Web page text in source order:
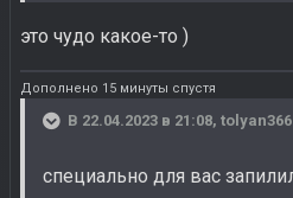
это чудо какое-то )
Дополнено 15 минуты спустя
В 22.04.2023 в 21:08, tolyan366
специально для вас